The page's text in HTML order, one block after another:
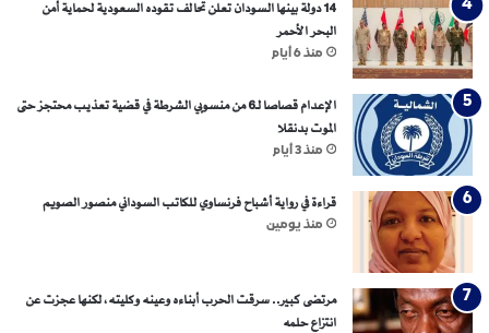
14 دولة بينها السودان تعلن تحالف تقوده السعودية لحماية أمن
البحر الأحمر
منذ 6 أيام
الإعدام قصاصا لـ6 من منسوبي الشرطة في قضية تعذيب محتجز حتى
الموت بدنقلا
منذ 3 أيام
قراءة في رواية أشباح فرنساوي للكاتب السوداني منصور الصويم
منذ يومين
مرتضى كبير.. سرقت الحرب أبناءه وعينه وكليته، لكنها عجزت عن
انتزاع حلمه